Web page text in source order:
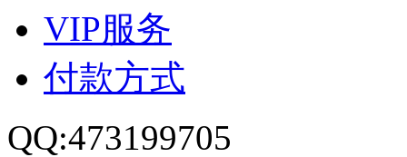
VIP服务
付款方式
QQ:473199705